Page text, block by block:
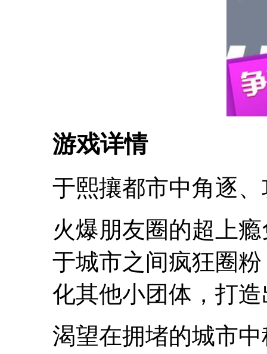
游戏详情
于熙攘都市中角逐
火爆朋友圈的超上
于城市之间疯狂圈
化其他小团体，打
渴望在拥堵的城市